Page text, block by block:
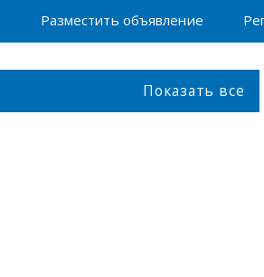
Разместить объявление
Показать все